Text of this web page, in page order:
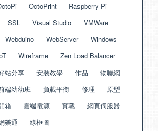
OctoPrint
Raspberry Pi
SSL Visual Studio
VMWare
Webduino WebServer
Windows
Wireframe
Zen Load Balancer
站分享 安裝教學 作品
物聯網
端幼幼班 負載平衡 修理
原型
箱 雲端電源 實戰
網頁伺服器
樂通 線框圖